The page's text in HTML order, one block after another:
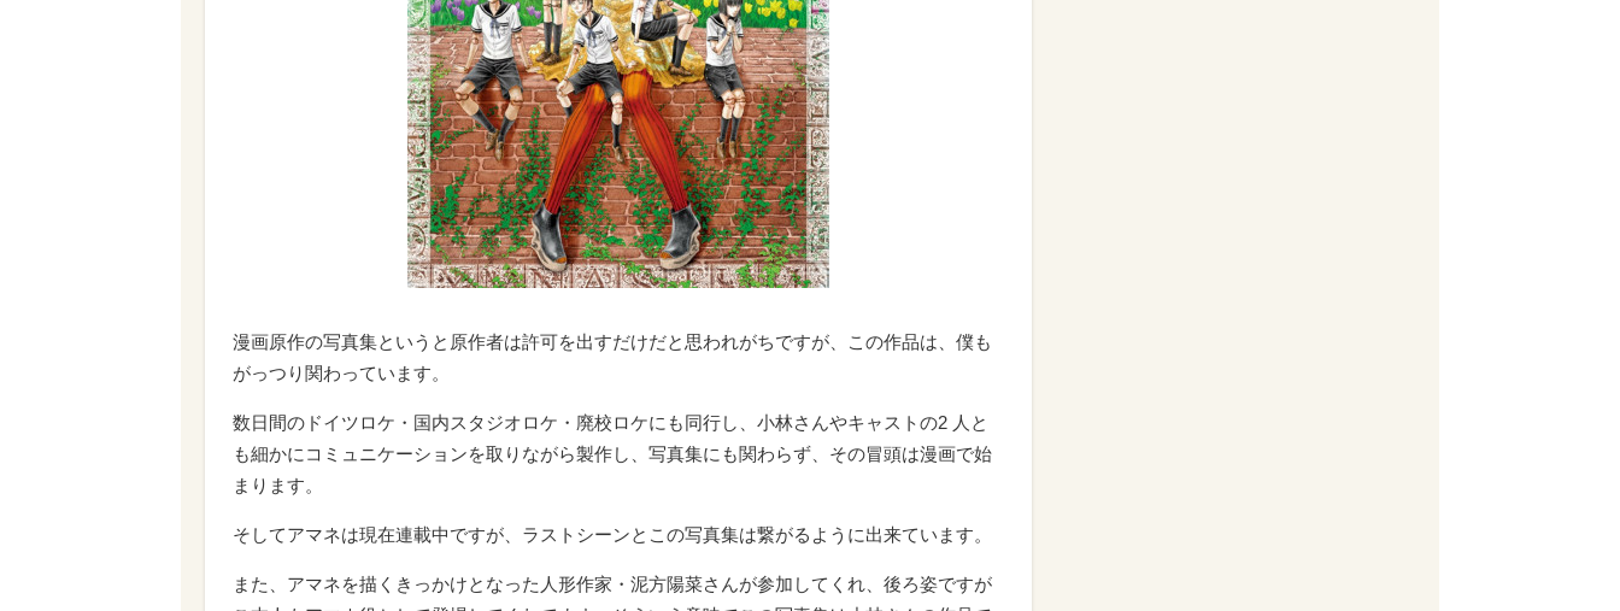
漫画原作の写真集というと原作者は許可を出すだけだと思われがちですが、この作品は、僕も
がっつり関わっています。
数日間のドイツロケ・国内スタジオロケ・廃校ロケにも同行し、小林さんやキャストの2 人と
も細かにコミュニケーションを取りながら製作し、写真集にも関わらず、その冒頭は漫画で始
まります。
そしてアマネは現在連載中ですが、ラストシーンとこの写真集は繋がるように出来ています。
また、アマネを描くきっかけとなった人形作家・泥方陽菜さんが参加してくれ、後ろ姿ですが